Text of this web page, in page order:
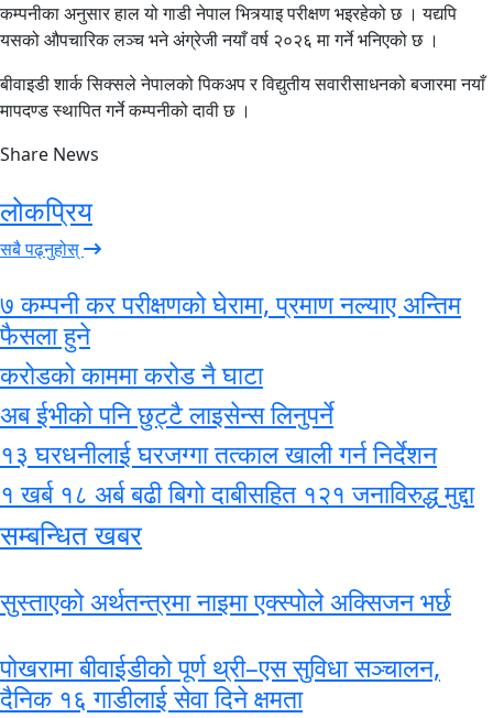
कम्पनीका अनुसार हाल यो गाडी नेपाल भित्र्याइ परीक्षण भइरहेको छ । यद्यपि
यसको औपचारिक लञ्च भने अंग्रेजी नयाँ वर्ष २०२६ मा गर्ने भनिएको छ ।
बीवाइडी शार्क सिक्सले नेपालको पिकअप र विद्युतीय सवारीसाधनको बजारमा नयाँ
मापदण्ड स्थापित गर्ने कम्पनीको दावी छ ।
Share News
लोकप्रिय
सबै पढ्नुहोस्
७ कम्पनी कर परीक्षणको घेरामा, प्रमाण नल्याए अन्तिम
फैसला हुने
करोडको काममा करोड नै घाटा
अब ईभीको पनि छुट्टै लाइसेन्स लिनुपर्ने
१३ घरधनीलाई घरजग्गा तत्काल खाली गर्न निर्देशन
१ खर्ब १८ अर्ब बढी बिगो दाबीसहित १२१ जनाविरुद्ध मुद्दा
सम्बन्धित खबर
सुस्ताएको अर्थतन्त्रमा नाइमा एक्स्पोले अक्सिजन भर्छ
पोखरामा बीवाईडीको पूर्ण थ्री–एस सुविधा सञ्चालन,
दैनिक १६ गाडीलाई सेवा दिने क्षमता